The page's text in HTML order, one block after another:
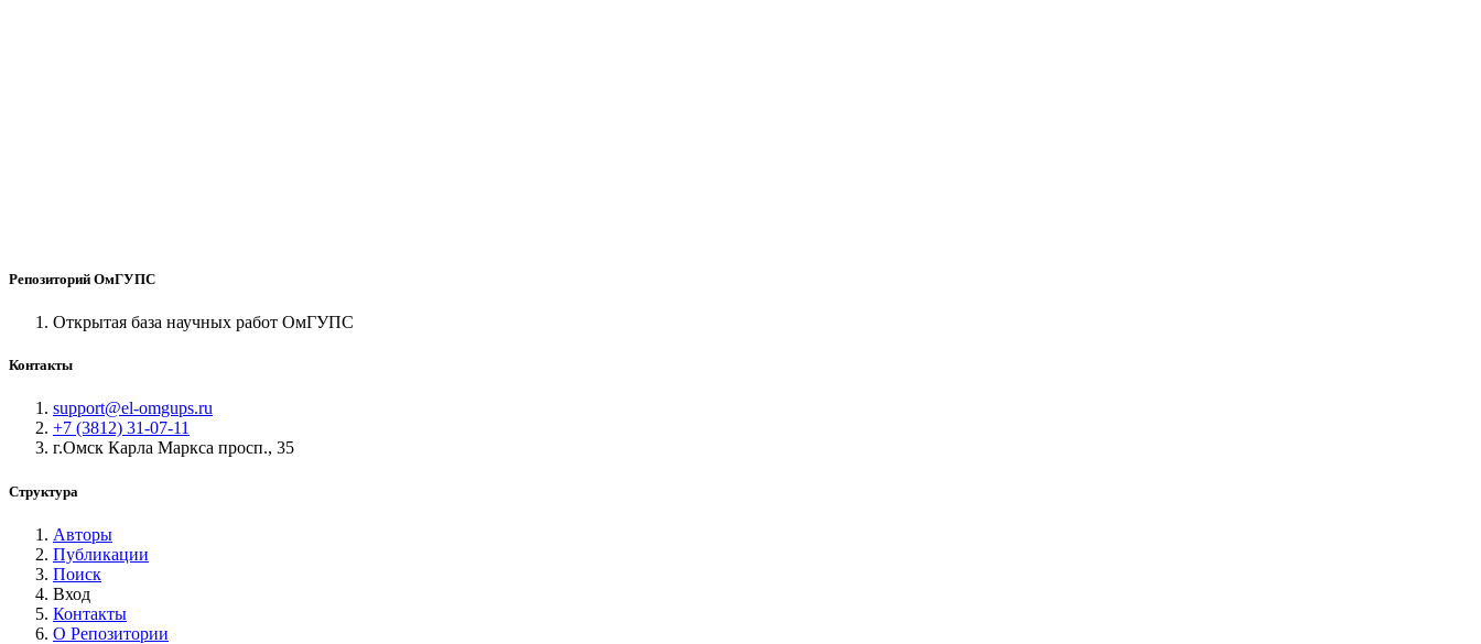
Репозиторий ОмГУПС
Открытая база научных работ ОмГУПС
Контакты
support@el-omgups.ru
+7 (3812) 31-07-11
г.Омск Карла Маркса просп., 35
Структура
Авторы
Публикации
Поиск
Вход
Контакты
О Репозитории